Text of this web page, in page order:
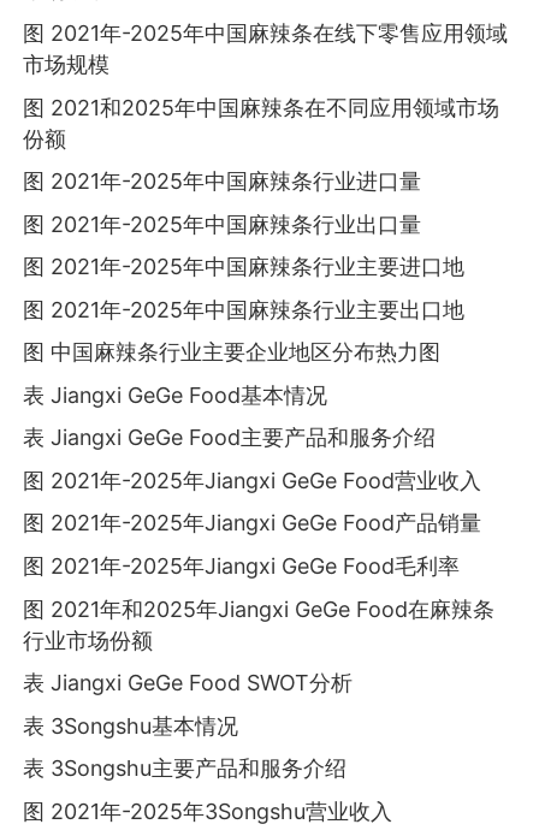
图 2021年-2025年中国麻辣条在线下零售应用领域
市场规模
图 2021和2025年中国麻辣条在不同应用领域市场
份额
图 2021年-2025年中国麻辣条行业进口量
图 2021年-2025年中国麻辣条行业出口量
图 2021年-2025年中国麻辣条行业主要进口地
图 2021年-2025年中国麻辣条行业主要出口地
图 中国麻辣条行业主要企业地区分布热力图
表 Jiangxi GeGe Food基本情况
表 Jiangxi GeGe Food主要产品和服务介绍
图 2021年-2025年Jiangxi GeGe Food营业收入
图 2021年-2025年Jiangxi GeGe Food产品销量
图 2021年-2025年Jiangxi GeGe Food毛利率
图 2021年和2025年Jiangxi GeGe Food在麻辣条
行业市场份额
表 Jiangxi GeGe Food SWOT分析
表 3Songshu基本情况
表 3Songshu主要产品和服务介绍
图 2021年-2025年3Songshu营业收入